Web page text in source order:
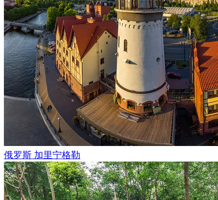
俄罗斯 加里宁格勒